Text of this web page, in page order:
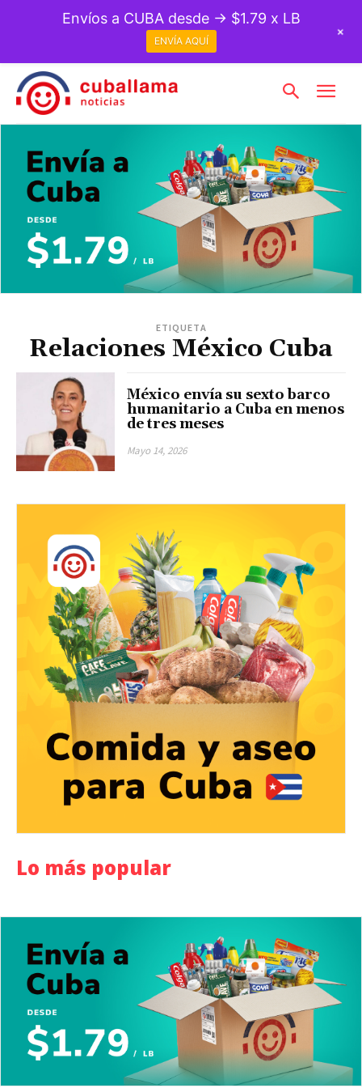
ETIQUETA
Relaciones México Cuba
México envía su sexto barco
humanitario a Cuba en menos
de tres meses
Mayo 14, 2026
Lo más popular
Envíos a CUBA desde → $1.79 x LB
ENVÍA AQUÍ
+